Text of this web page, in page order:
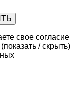
свое согласие
(показать / скрыть)